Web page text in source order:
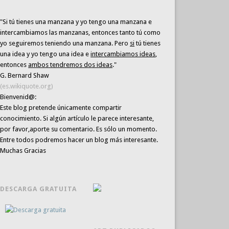
"Si tú tienes una manzana y yo tengo una manzana e
intercambiamos las manzanas, entonces tanto tú como
yo seguiremos teniendo una manzana. Pero si tú tienes
una idea y yo tengo una idea eintercambiamos ideas,
entoncesambos tendremos dos ideas."
G. Bernard Shaw
(es.wikiquote.org)
Bienvenid@:
Este blog pretende únicamentecompartir
conocimiento. Si algún artículo le parece interesante,
por favor,aporte su comentario. Es sólo un momento.
Entre todos podremos hacer un blog más interesante.
Muchas Gracias
DESCARGA GRATUITA